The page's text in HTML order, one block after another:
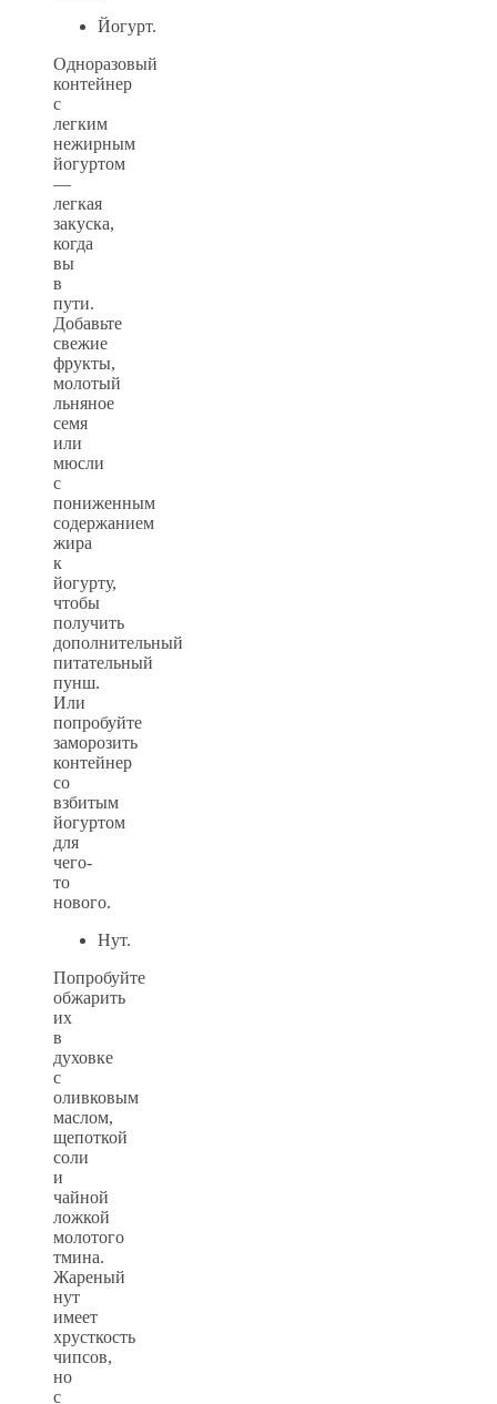
Йогурт.
Одноразовый
контейнер
с
легким
нежирным
йогуртом
—
легкая
закуска,
когда
вы
в
пути.
Добавьте
свежие
фрукты,
молотый
льняное
семя
или
мюсли
с
пониженным
содержанием
жира
к
йогурту,
чтобы
получить
дополнительный
питательный
пунш.
Или
попробуйте
заморозить
контейнер
со
взбитым
йогуртом
для
чего-
то
нового.
Нут.
Попробуйте
обжарить
их
в
духовке
с
оливковым
маслом,
щепоткой
соли
и
чайной
ложкой
молотого
тмина.
Жареный
нут
имеет
хрусткость
чипсов,
но
с